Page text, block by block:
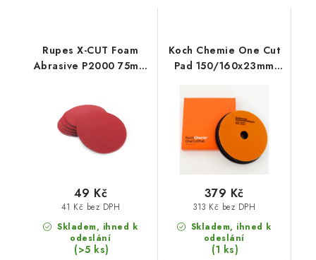
Rupes X-CUT Foam
Abrasive P2000 75mm
Skladem, ihned k
odeslání
(>5 ks)
41 Kč bez DPH
49 Kč
Koch Chemie One Cut
Pad 150/160x23mm
Skladem, ihned k
odeslání
(1 ks)
313 Kč bez DPH
379 Kč